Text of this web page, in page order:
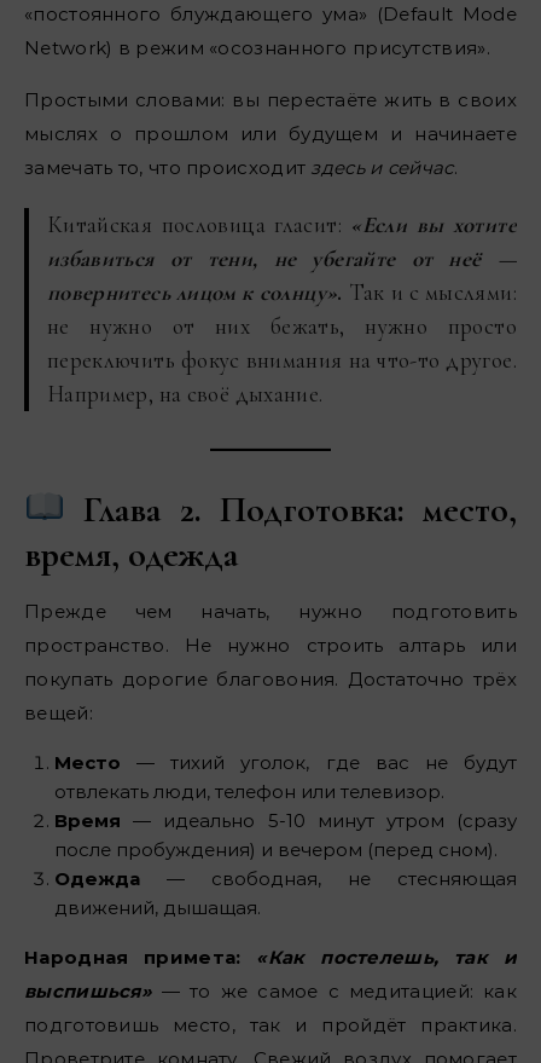
«постоянного блуждающего ума» (Default Mode
Network) в режим «осознанного присутствия».
Простыми словами: вы перестаёте жить в своих
мыслях о прошлом или будущем и начинаете
замечать то, что происходит здесь и сейчас.
Китайская пословица гласит: «Если вы хотите
избавиться от тени, не убегайте от неё —
повернитесь лицом к солнцу». Так и с мыслями:
не нужно от них бежать, нужно просто
переключить фокус внимания на что-то другое.
Например, на своё дыхание.
Глава 2. Подготовка: место,
время, одежда
Прежде чем начать, нужно подготовить
пространство. Не нужно строить алтарь или
покупать дорогие благовония. Достаточно трёх
вещей:
Место — тихий уголок, где вас не будут
отвлекать люди, телефон или телевизор.
Время — идеально 5-10 минут утром (сразу
после пробуждения) и вечером (перед сном).
Одежда — свободная, не стесняющая
движений, дышащая.
Народная примета:
«Как постелешь, так и
выспишься» — то же самое с медитацией: как
подготовишь место, так и пройдёт практика.